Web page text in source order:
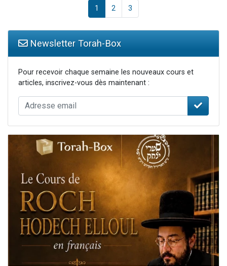
1 2 3
Newsletter Torah-Box
Pour recevoir chaque semaine les nouveaux cours et
articles, inscrivez-vous dès maintenant :